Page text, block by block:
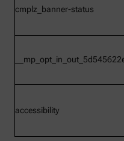
cmplz_banner-status
accessibility